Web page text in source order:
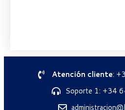
Atención cliente:
Soporte 1: +34